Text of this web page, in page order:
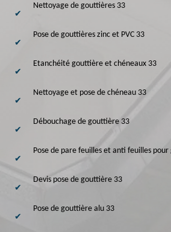
Nettoyage de gouttières 33
Pose de gouttières zinc et PVC 33
Etanchéité gouttière et chéneaux 33
Nettoyage et pose de chéneau 33
Débouchage de gouttière 33
Pose de pare feuilles et anti feuilles
Devis pose de gouttière 33
Pose de gouttière alu 33